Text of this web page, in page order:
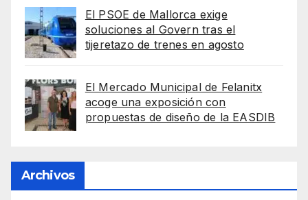
El PSOE de Mallorca exige
soluciones al Govern tras el
tijeretazo de trenes en agosto
El Mercado Municipal de Felanitx
acoge una exposición con
propuestas de diseño de la EASDIB
Archivos